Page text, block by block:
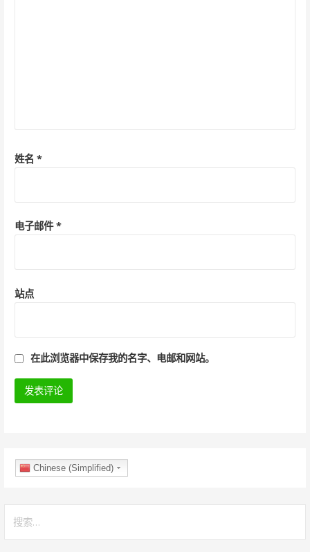
姓名 *
电子邮件*
站点
在此浏览器中保存我的名字、电邮和网站。
Chinese (Simplified)
索